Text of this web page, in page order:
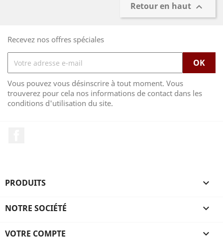
Retour en haut 
Recevez nos offres spéciales
Vous pouvez vous désinscrire à tout moment. Vous
trouverez pour cela nos informations de contact dans les
conditions d'utilisation du site.
PRODUITS 
NOTRE SOCIÉTÉ 
VOTRE COMPTE 